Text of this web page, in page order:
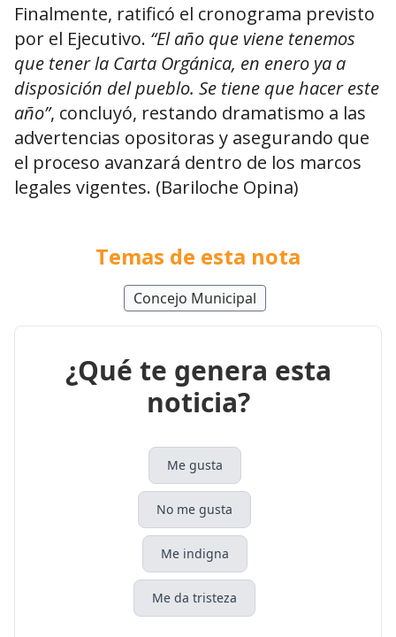
Finalmente, ratificó el cronograma previsto
por el Ejecutivo. “El año que viene tenemos
que tener la Carta Orgánica, en enero ya a
disposición del pueblo. Se tiene que hacer este
año”, concluyó, restando dramatismo a las
advertencias opositoras y asegurando que
el proceso avanzará dentro de los marcos
legales vigentes. (Bariloche Opina)
Temas de esta nota
Concejo Municipal
¿Qué te genera esta
noticia?
Me gusta
No me gusta
Me indigna
Me da tristeza